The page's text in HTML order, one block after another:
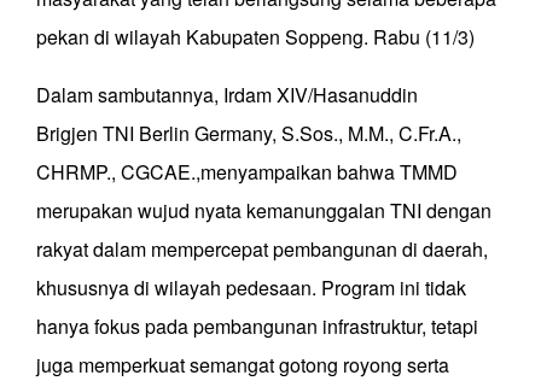
pekan di wilayah Kabupaten Soppeng. Rabu (11/3)
Dalam sambutannya, Irdam XIV/Hasanuddin
Brigjen TNI Berlin Germany, S.Sos., M.M., C.Fr.A.,
CHRMP., CGCAE.,menyampaikan bahwa TMMD
merupakan wujud nyata kemanunggalan TNI dengan
rakyat dalam mempercepat pembangunan di daerah,
khususnya di wilayah pedesaan. Program ini tidak
hanya fokus pada pembangunan infrastruktur, tetapi
juga memperkuat semangat gotong royong serta